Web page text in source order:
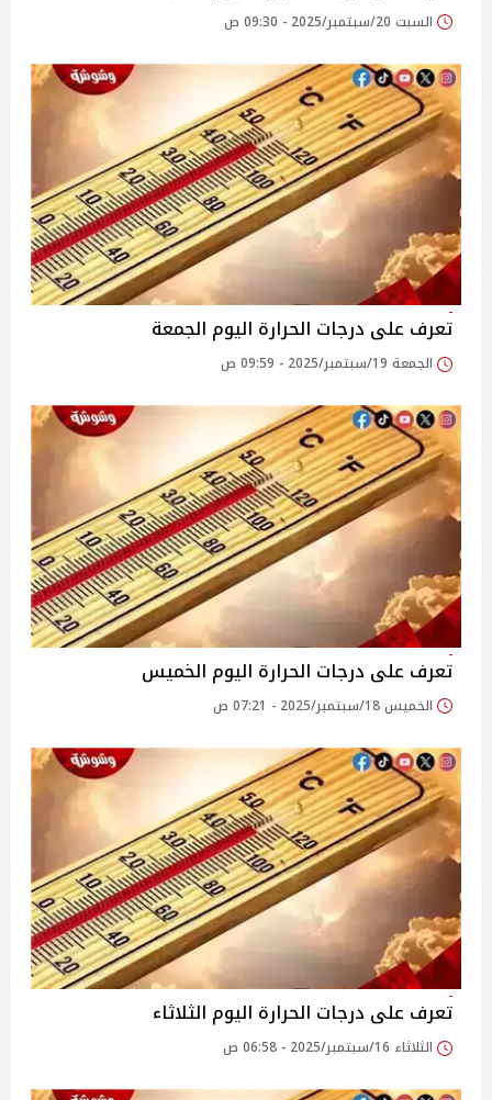
السبت 20/سبتمبر/2025 - 09:30 ص
تعرف على درجات الحرارة اليوم الجمعة
الجمعة 19/سبتمبر/2025 - 09:59 ص
تعرف على درجات الحرارة اليوم الخميس
الخميس 18/سبتمبر/2025 - 07:21 ص
تعرف على درجات الحرارة اليوم الثلاثاء
الثلاثاء 16/سبتمبر/2025 - 06:58 ص